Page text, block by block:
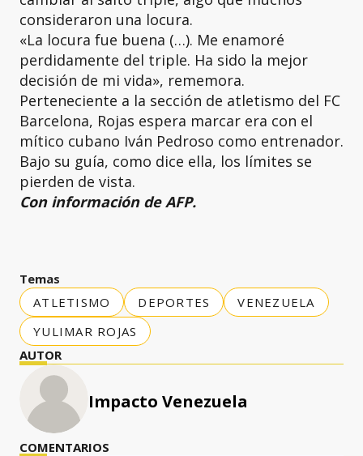
consideraron una locura.
«La locura fue buena (…). Me enamoré
perdidamente del triple. Ha sido la mejor
decisión de mi vida», rememora.
Perteneciente a la sección de atletismo del FC
Barcelona, Rojas espera marcar era con el
mítico cubano Iván Pedroso como entrenador.
Bajo su guía, como dice ella, los límites se
pierden de vista.
Con información de AFP.
Temas
ATLETISMO
DEPORTES
VENEZUELA
YULIMAR ROJAS
AUTOR
Impacto Venezuela
COMENTARIOS